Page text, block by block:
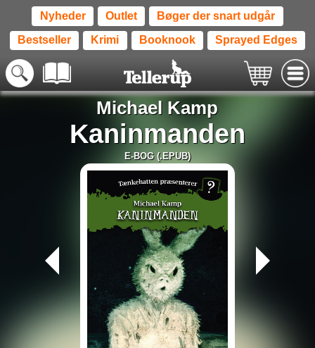
Nyheder Outlet Bøger der snart udgår
Bestseller Krimi Booknook Sprayed Edges
Michael Kamp
Kaninmanden
E-BOG (.EPUB)